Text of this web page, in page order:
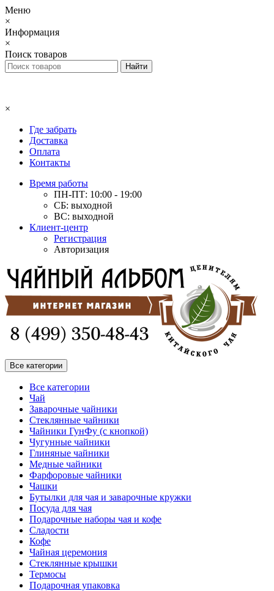
Меню
×
Информация
×
Поиск товаров
×
Где забрать
Доставка
Оплата
Контакты
Время работы
ПН-ПТ: 10:00 - 19:00
СБ: выходной
ВС: выходной
Клиент-центр
Регистрация
Авторизация
Все категории
Все категории
Чай
Заварочные чайники
Стеклянные чайники
Чайники ГунФу (с кнопкой)
Чугунные чайники
Глиняные чайники
Медные чайники
Фарфоровые чайники
Чашки
Бутылки для чая и заварочные кружки
Посуда для чая
Подарочные наборы чая и кофе
Сладости
Кофе
Чайная церемония
Стеклянные крышки
Термосы
Подарочная упаковка